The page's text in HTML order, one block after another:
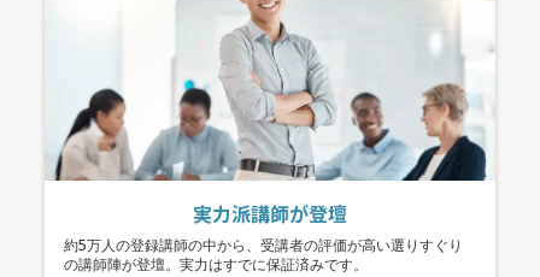
実力派講師が登壇
約5万人の登録講師の中から、受講者の評価が高い選りすぐり
の講師陣が登壇。実力はすでに保証済みです。